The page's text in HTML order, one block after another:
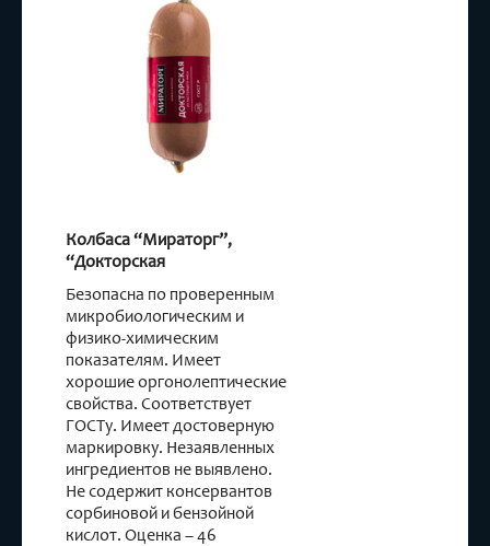
Колбаса “Мираторг”,
“Докторская
Безопасна по проверенным
микробиологическим и
физико-химическим
показателям. Имеет
хорошие оргонолептические
свойства. Соответствует
ГОСТу. Имеет достоверную
маркировку. Незаявленных
ингредиентов не выявлено.
Не содержит консервантов
сорбиновой и бензойной
кислот. Оценка – 46